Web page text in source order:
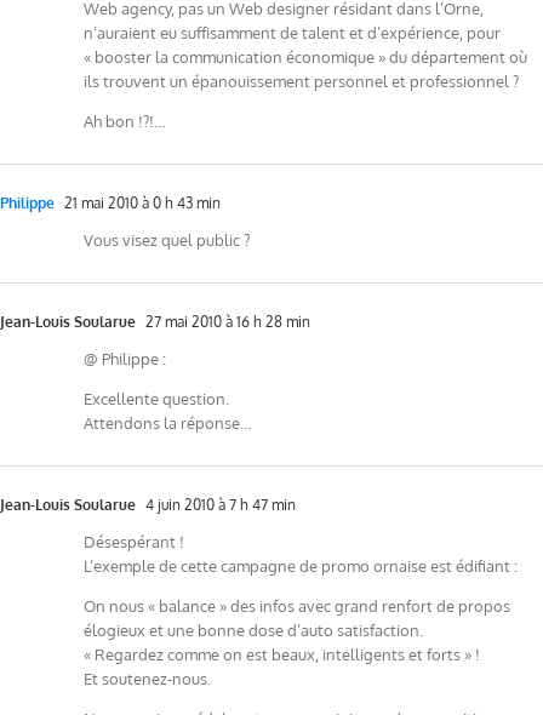
Web agency, pas un Web designer résidant dans l’Orne,
n’auraient eu suffisamment de talent et d’expérience, pour
« booster la communication économique » du département où
ils trouvent un épanouissement personnel et professionnel ?
Ah bon !?!…
Philippe 21 mai 2010 à 0 h 43 min
Vous visez quel public ?
Jean-Louis Soularue 27 mai 2010 à 16 h 28 min
@ Philippe :
Excellente question.
Attendons la réponse…
Jean-Louis Soularue 4 juin 2010 à 7 h 47 min
Désespérant !
L’exemple de cette campagne de promo ornaise est édifiant :
On nous « balance » des infos avec grand renfort de propos
élogieux et une bonne dose d’auto satisfaction.
« Regardez comme on est beaux, intelligents et forts » !
Et soutenez-nous.